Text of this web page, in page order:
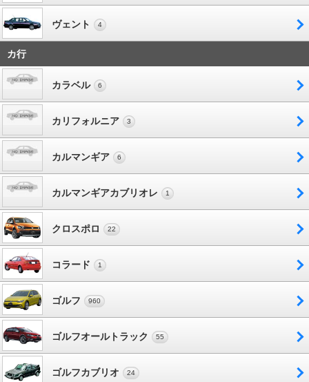
ヴェント 4
カ行
カラベル 6
カリフォルニア 3
カルマンギア 6
カルマンギアカブリオレ 1
クロスポロ 22
コラード 1
ゴルフ 960
ゴルフオールトラック 55
ゴルフカブリオ 24